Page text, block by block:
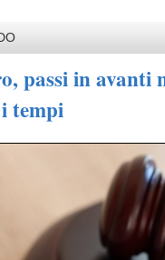
passi in
tempi